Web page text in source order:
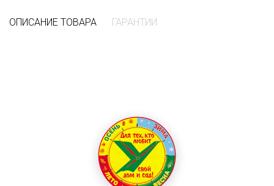
ОПИСАНИЕ ТОВАРА ГАРАНТИИ